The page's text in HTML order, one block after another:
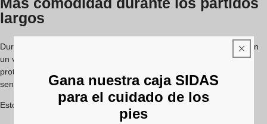
largos
Durante los entrenamientos o torneos, la comodidad se convierte en
un verdadero factor de rendimiento. Las zonas de comodidad y
protección adaptadas permiten limitar los puntos de presión y las
sensaciones de fricción repetidas.
Estos calcetines son adecuados tanto para:
Gana nuestra caja SIDAS
para el cuidado de los
pies